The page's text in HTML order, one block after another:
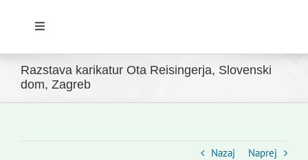
Toggle
Domov
Novice
Razstava karikatur Ota Reisingerja, Slovenski
dom, Zagreb
Nazaj Naprej